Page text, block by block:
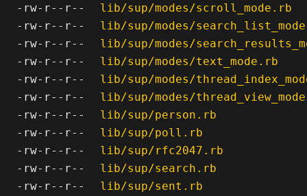
-rw-r--r--
lib/sup/modes/scroll_mode.rb
-rw-r--r--
lib/sup/modes/
-rw-r--r--
lib/sup/modes/
-rw-r--r--
lib/sup/modes/text_mode.rb
-rw-r--r--
lib/sup/modes/
-rw-r--r--
lib/sup/modes/
-rw-r--r--
lib/sup/person.rb
-rw-r--r--
lib/sup/poll.rb
-rw-r--r--
lib/sup/rfc2047.rb
-rw-r--r--
lib/sup/search.rb
-rw-r--r--
lib/sup/sent.rb